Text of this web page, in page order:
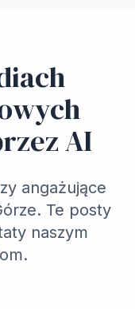
AI
angażujące
Te posty
naszym